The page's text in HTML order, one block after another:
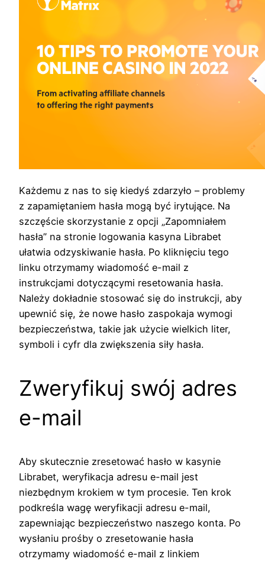
Każdemu z nas to się kiedyś zdarzyło – problemy
z zapamiętaniem hasła mogą być irytujące. Na
szczęście skorzystanie z opcji „Zapomniałem
hasła” na stronie logowania kasyna Librabet
ułatwia odzyskiwanie hasła. Po kliknięciu tego
linku otrzymamy wiadomość e-mail z
instrukcjami dotyczącymi resetowania hasła.
Należy dokładnie stosować się do instrukcji, aby
upewnić się, że nowe hasło zaspokaja wymogi
bezpieczeństwa, takie jak użycie wielkich liter,
symboli i cyfr dla zwiększenia siły hasła.
Zweryfikuj swój adres
e-mail
Aby skutecznie zresetować hasło w kasynie
Librabet, weryfikacja adresu e-mail jest
niezbędnym krokiem w tym procesie. Ten krok
podkreśla wagę weryfikacji adresu e-mail,
zapewniając bezpieczeństwo naszego konta. Po
wysłaniu prośby o zresetowanie hasła
otrzymamy wiadomość e-mail z linkiem